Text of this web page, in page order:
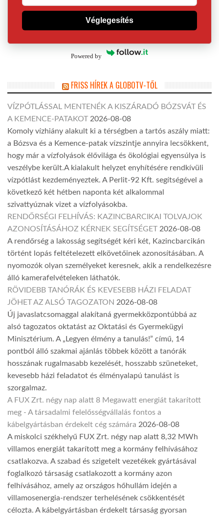
Véglegesítés
Powered by
FRISS HÍREK A GLOBOTV-TŐL
VÍZPÓTLÁSSAL MENTENÉK A KISZÁRADÓ BÓZSVÁT ÉS
A KEMENCE-PATAKOT 2026-08-08
Komoly vízhiány alakult ki a térségben a tartós aszály miatt:
a Bózsva és a Kemence-patak vízszintje annyira lecsökkent,
hogy már a vízfolyások élővilága és ökológiai egyensúlya is
veszélybe került.A kialakult helyzet enyhítésére rendkívüli
vízpótlást kezdeményeztek. A Perlit-92 Kft. segítségével a
következő két hétben naponta két alkalommal
szivattyúznak vizet a vízfolyásokba.
RENDŐRSÉGI FELHÍVÁS: KAZINCBARCIKAI TOLVAJOK
AZONOSÍTÁSÁHOZ KÉRNEK SEGÍTSÉGET 2026-08-08
A rendőrség a lakosság segítségét kéri két, Kazincbarcikán
történt lopás feltételezett elkövetőinek azonosításában. A
nyomozók olyan személyeket keresnek, akik a rendelkezésre
álló kamerafelvételeken láthatók.
RÖVIDEBB TANÓRÁK ÉS KEVESEBB HÁZI FELADAT
JÖHET AZ ALSÓ TAGOZATON 2026-08-08
Új javaslatcsomaggal alakítaná gyermekközpontúbbá az
alsó tagozatos oktatást az Oktatási és Gyermekügyi
Minisztérium. A „Legyen élmény a tanulás!” című, 14
pontból álló szakmai ajánlás többek között a tanórák
hosszának rugalmasabb kezelését, hosszabb szüneteket,
kevesebb házi feladatot és élményalapú tanulást is
szorgalmaz.
A FUX Zrt. négy nap alatt 8 Megawatt energiát takarított
meg - A társadalmi felelősségvállalás fontos a
kábelgyártásban érdekelt cég számára 2026-08-08
A miskolci székhelyű FUX Zrt. négy nap alatt 8,32 MWh
villamos energiát takarított meg a kormány felhívásához
csatlakozva. A szabad és szigetelt vezetékek gyártásával
foglalkozó társaság csatlakozott a kormány azon
felhívásához, amely az országos hőhullám idején a
villamosenergia-rendszer terhelésének csökkentését
célozta. A kábelgyártásban érdekelt társaság gyorsan